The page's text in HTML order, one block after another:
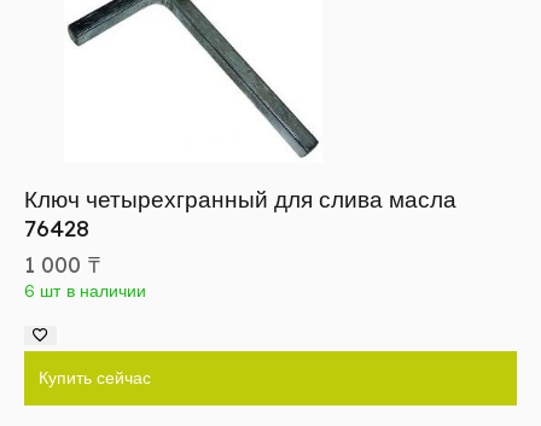
Ключ четырехгранный для слива масла
76428
1 000 ₸
6 шт в наличии
Купить сейчас